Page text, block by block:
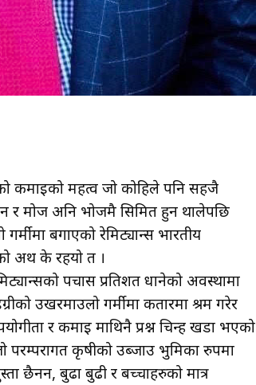
कमाइको महत्व जो कोहिले पनि सहजै
र मोज अनि भोजमै सिमित हुन थालेपछि
बगाएको रेमिट्यान्स भारतीय
अर्थ के रहयो त ।
पचास प्रतिशत धानेको अवस्थामा
उखरमाउलो गर्मीमा कतारमा श्रम गरेर
र कमाइ माथिनै प्रश्न चिन्ह खडा भएको
कृषीको उब्जाउ भुमिका रुपमा
छैनन, बुढा बुढी र बच्चाहरुको मात्र